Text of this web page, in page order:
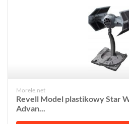
Morele.net
Revell Model plastikowy Star
Advan...